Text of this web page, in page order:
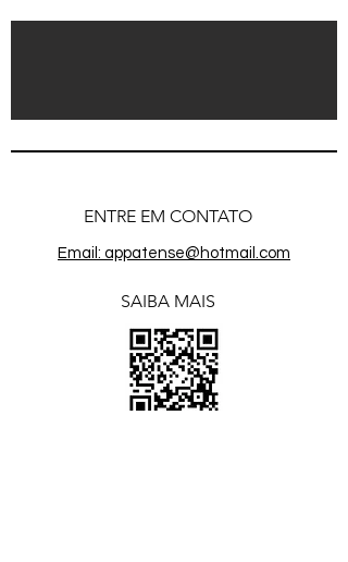
ENTRE EM CONTATO
Emai l: appatense@hotmail.com
SAIBA MAIS